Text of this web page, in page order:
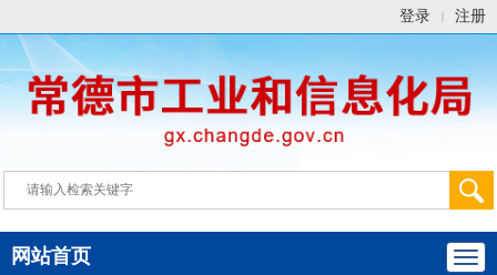
登录 | 注册
网站首页